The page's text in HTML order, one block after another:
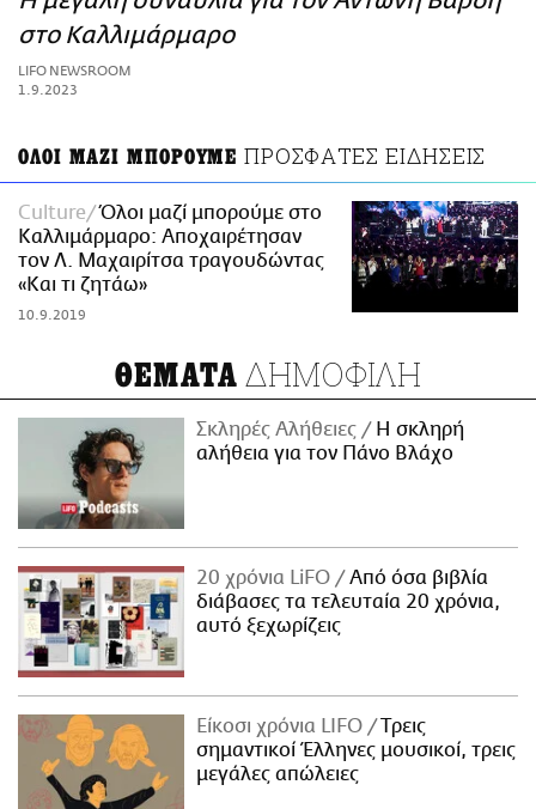
ΑΜΠΑ
PRINT
στο Καλλιμάρμαρο
LIFO NEWSROOM
1.9.2023
ΟΛΟΙ ΜΑΖΙ ΜΠΟΡΟΥΜΕ ΠΡΟΣΦΑΤΕΣ ΕΙΔΗΣΕΙΣ
Culture
Όλοι μαζί μπορούμε στο
Καλλιμάρμαρο: Αποχαιρέτησαν
τον Λ. Μαχαιρίτσα τραγουδώντας
«Και τι ζητάω»
10.9.2019
ΘΕΜΑΤΑ ΔΗΜΟΦΙΛΗ
Σκληρές Αλήθειες
H σκληρή
αλήθεια για τον Πάνο Βλάχο
20 χρόνια LiFO
Από όσα βιβλία
διάβασες τα τελευταία 20 χρόνια,
αυτό ξεχωρίζεις
Είκοσι χρόνια LIFO
Tρεις
σημαντικοί Έλληνες μουσικοί, τρεις
μεγάλες απώλειες